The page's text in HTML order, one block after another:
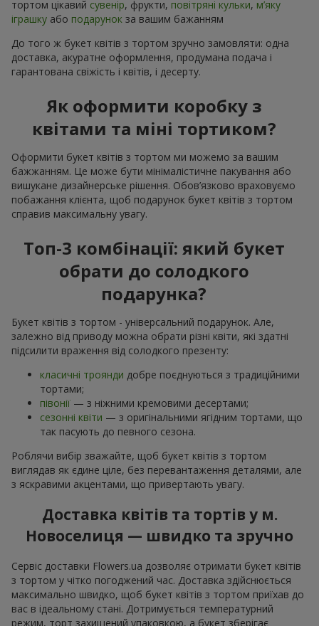
тортом цікавий сувенір, фрукти, повітряні кульки, м’яку
іграшку або подарунок за вашим бажанням
До того ж букет квітів з тортом зручно замовляти: одна
доставка, акуратне оформлення, продумана подача і
гарантована свіжість і квітів, і десерту.
Як оформити коробку з
квітами та міні тортиком?
Оформити букет квітів з тортом ми можемо за вашим
бажжанням. Це може бути мінімалістичне пакування або
вишукане дизайнерське рішення. Обов’язково враховуємо
побажання клієнта, щоб подарунок букет квітів з тортом
справив максимальну увагу.
Топ-3 комбінації: який букет
обрати до солодкого
подарунка?
Букет квітів з тортом - універсальний подарунок. Але,
залежно від приводу можна обрати різні квіти, які здатні
підсилити враження від солодкого презенту:
класичні троянди добре поєднуються з традиційними
тортами;
півонії — з ніжними кремовими десертами;
сезонні квіти — з оригінальними ягідним тортами, що
так пасують до певного сезона.
Роблячи вибір зважайте, щоб букет квітів з тортом
виглядав як єдине ціле, без перевантаження деталями, але
з яскравими акцентами, що привертають увагу.
Доставка квітів та тортів у м.
Новоселиця — швидко та зручно
Сервіс доставки Flowers.ua дозволяє отримати букет квітів
з тортом у чітко погоджений час. Доставка здійснюється
максимально швидко, щоб букет квітів з тортом приїхав до
вас в ідеальному стані. Дотримується температурний
режим, торт захищений упаковкою, а букет зберігає